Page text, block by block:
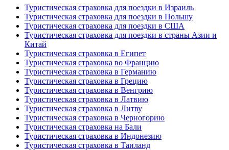
Туристическая страховка для поездки в Израиль
Туристическая страховка для поездки в Польшу
Туристическая страховка для поездки в США
Туристическая страховка для поездки в страны Азии и
Китай
Туристическая страховка в Египет
Туристическая страховка во Францию
Туристическая страховка в Германию
Туристическая страховка в Грецию
Туристическая страховка в Венгрию
Туристическая страховка в Латвию
Туристическая страховка в Литву
Туристическая страховка в Черногорию
Туристическая страховка на Бали
Туристическая страховка в Индонезию
Туристическая страховка в Таиланд